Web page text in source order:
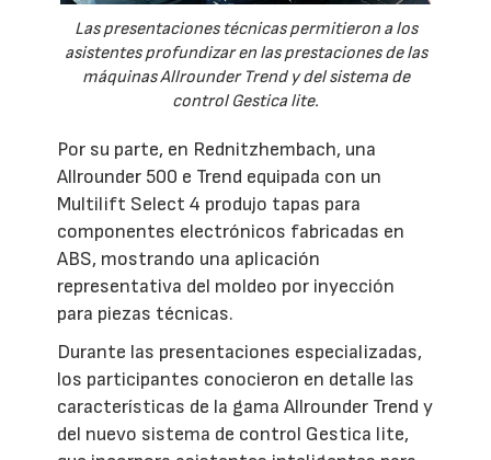
Las presentaciones técnicas permitieron a los
asistentes profundizar en las prestaciones de las
máquinas Allrounder Trend y del sistema de
control Gestica lite.
Por su parte, en Rednitzhembach, una
Allrounder 500 e Trend equipada con un
Multilift Select 4 produjo tapas para
componentes electrónicos fabricadas en
ABS, mostrando una aplicación
representativa del moldeo por inyección
para piezas técnicas.
Durante las presentaciones especializadas,
los participantes conocieron en detalle las
características de la gama Allrounder Trend y
del nuevo sistema de control Gestica lite,